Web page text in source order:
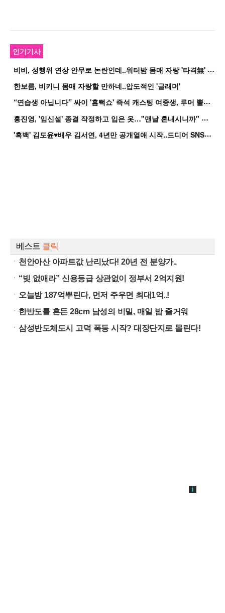
인기기사
비
비, 성행위 연상 안무로 논란인데..워터밤 몸매 자랑 '타격無' 근황
한보름, 비키니 몸매 자랑할 만하네..압도적인 '글래머'
“
연습생 아닙니다” 싸이 '흠뻑쇼' 즉석 캐스팅 여중생, 루머 뿔났다[Oh!쎈 이...
홍
진영, '임신설' 종결 작정하고 입은 옷…"맨날 혼내시니까" 억울
'
흑백' 김도윤♥배우 김서연, 4년만 공개열애 시작..드디어 SNS에 노출 [핫피...